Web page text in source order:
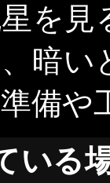
を見
暗
備や
いる